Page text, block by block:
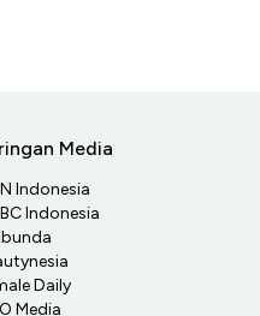
Media
Indonesia
Indonesia
Daily
Media